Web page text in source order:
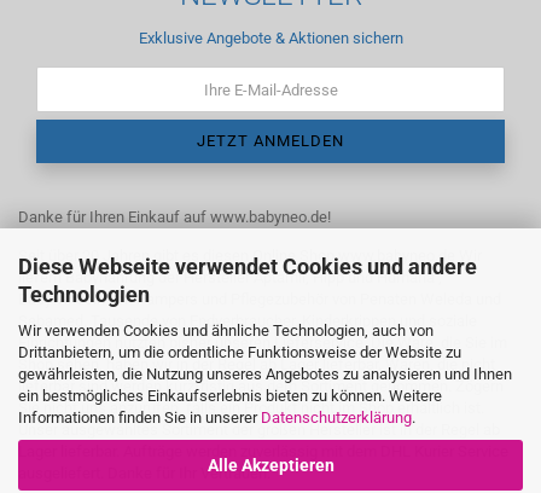
Diese Webseite verwendet Cookies und andere
Technologien
Wir verwenden Cookies und ähnliche Technologien, auch von
Drittanbietern, um die ordentliche Funktionsweise der Website zu
gewährleisten, die Nutzung unseres Angebotes zu analysieren und Ihnen
ein bestmögliches Einkaufserlebnis bieten zu können. Weitere
Informationen finden Sie in unserer Datenschutzerklärung.
Alle Akzeptieren
Exklusive Angebote & Aktionen sichern
Danke für Ihren Einkauf auf www.babyneo.de!
Seit über 20 Jahren gibt es diesen Online Shop www.babyneo.de Wir
liefern Babynahrung der Hersteller Aptamil, Hipp und Humana ,
Babywindeln von Pampers und Pflegezubehör von Penaten Weleda und
Sebamed. Tausende von Endverbraucher, Kinderkrippen und soziale
Einrichtungen nutzten bisher unseren Lieferservice. Die Ware, die Sie im
Shop sehen, haben wir in der Regel ab Lager lieferbar. Waren, die nicht
lieferbar sind werden kurzfristig aus dem Sortiment genommen. Zögern
Sie nicht uns anzurufen, falls ein Produkt nicht im Shop erhältlich ist.
Unser ausgewähltes Sortiment der großen Hersteller ist in der Regel ab
ausgeliefert. Danke für Ihr Vertrauen.